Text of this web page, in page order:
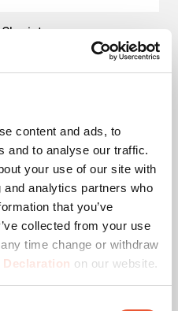
content and ads, to
and to analyse our traffic.
your use of our site with
analytics partners who
that you’ve
collected from your use
time change or withdraw
Declaration on our website.
Chariot
Connect-it
80
65
100 mm x 100 mm, 100
mm x 200 mm, 200 mm
x 100 mm, 200 mm x
300 mm x 300 mm, 400